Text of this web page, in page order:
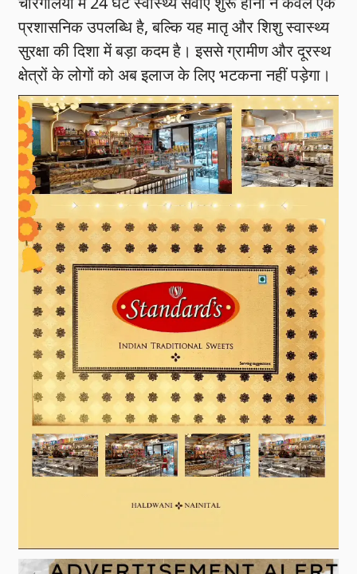
प्रशासनिक उपलब्धि है, बल्कि यह मातृ और शिशु स्वास्थ्य
सुरक्षा की दिशा में बड़ा कदम है। इससे ग्रामीण और दूरस्थ
क्षेत्रों के लोगों को अब इलाज के लिए भटकना नहीं पड़ेगा।